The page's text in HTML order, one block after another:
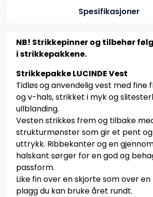
Spesifikasjoner
NB! Strikkepinner og tilbehør
i strikkepakkene.
Strikkepakke LUCINDE Vest
Tidløsog anvendelig vest med fine
og v-hals, strikket i myk og
ullblanding.
Vesten strikkes frem og tilbake
strukturmønster som gir et pent og
uttrykk. Ribbekanter og en
halskant sørger for en god og
passform.
Like fin over en skjorte som over
plagg du kan bruke året rundt.